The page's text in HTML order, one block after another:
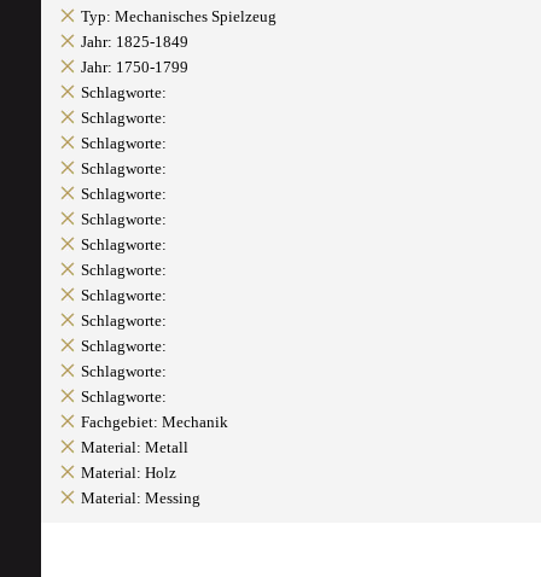
Typ: Mechanisches Spielzeug
Jahr: 1825-1849
Jahr: 1750-1799
Schlagworte:
Schlagworte:
Schlagworte:
Schlagworte:
Schlagworte:
Schlagworte:
Schlagworte:
Schlagworte:
Schlagworte:
Schlagworte:
Schlagworte:
Schlagworte:
Schlagworte:
Fachgebiet: Mechanik
Material: Metall
Material: Holz
Material: Messing